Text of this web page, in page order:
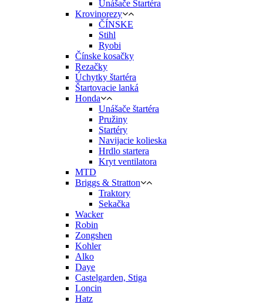
Unášače Štartéra
Krovinorezy
ČÍNSKE
Stihl
Ryobi
Čínske kosačky
Rezačky
Úchytky štartéra
Štartovacie lanká
Honda
Unášače štartéra
Pružiny
Startéry
Navijacie kolieska
Hrdlo startera
Kryt ventilatora
MTD
Briggs & Stratton
Traktory
Sekačka
Wacker
Robin
Zongshen
Kohler
Alko
Daye
Castelgarden, Stiga
Loncin
Hatz